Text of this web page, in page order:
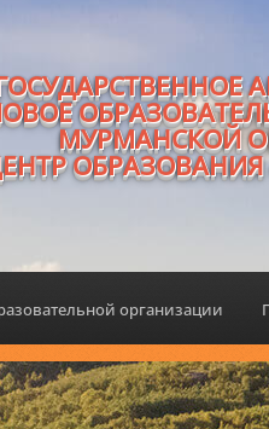
МУРМАНСКОЙ
организации